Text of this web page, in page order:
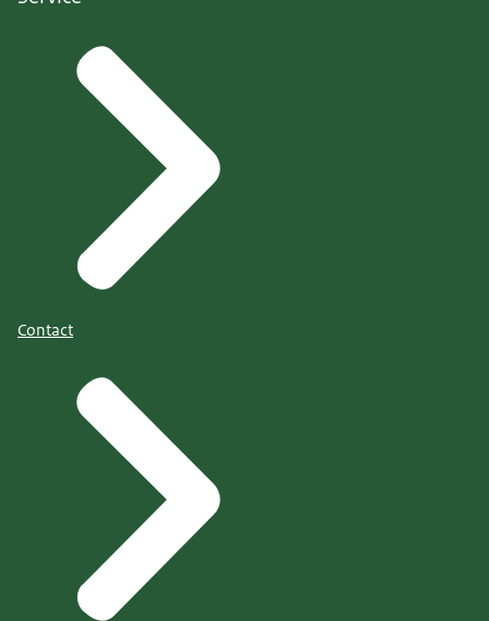
Contact